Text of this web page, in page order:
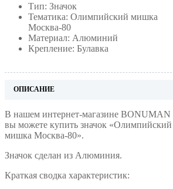
Тип: Значок
Тематика: Олимпийский мишка
Москва-80
Материал: Алюминий
Крепление: Булавка
ОПИСАНИЕ
В нашем интернет-магазине BONUMAN
вы можете купить значок «Олимпийский
мишка Москва-80».
Значок сделан из Алюминия.
Краткая сводка характеристик: